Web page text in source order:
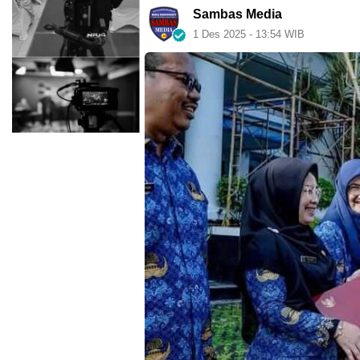
Sambas Media
1 Des 2025 - 13:54 WIB